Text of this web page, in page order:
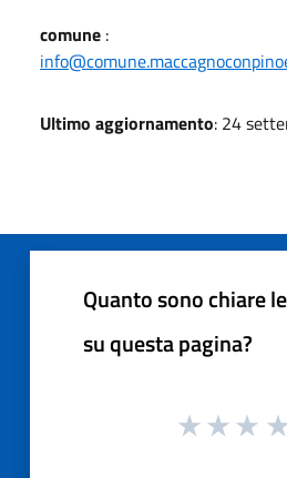
comune :
Ultimo aggiornamento: 24
Quanto sono chiare
su questa pagina?